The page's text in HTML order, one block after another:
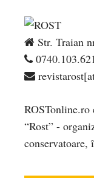
Str. Traian
“Rost” -